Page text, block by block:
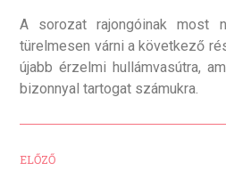
A sorozat rajongóinak most
türelmesen várni a következő
újabb érzelmi hullámvasútra,
bizonnyal tartogat számukra.
ELŐZŐ